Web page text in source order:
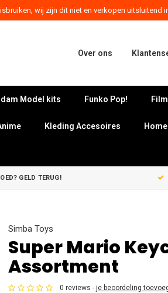
wij zijn dit niet en verkopen uitsluitend
Over ons
Model kits Funko Pop!
Kleding Accesoires
GELD TERUG!
Simba Toys
Super Mario
Assortment
0 reviews - je beoordeling